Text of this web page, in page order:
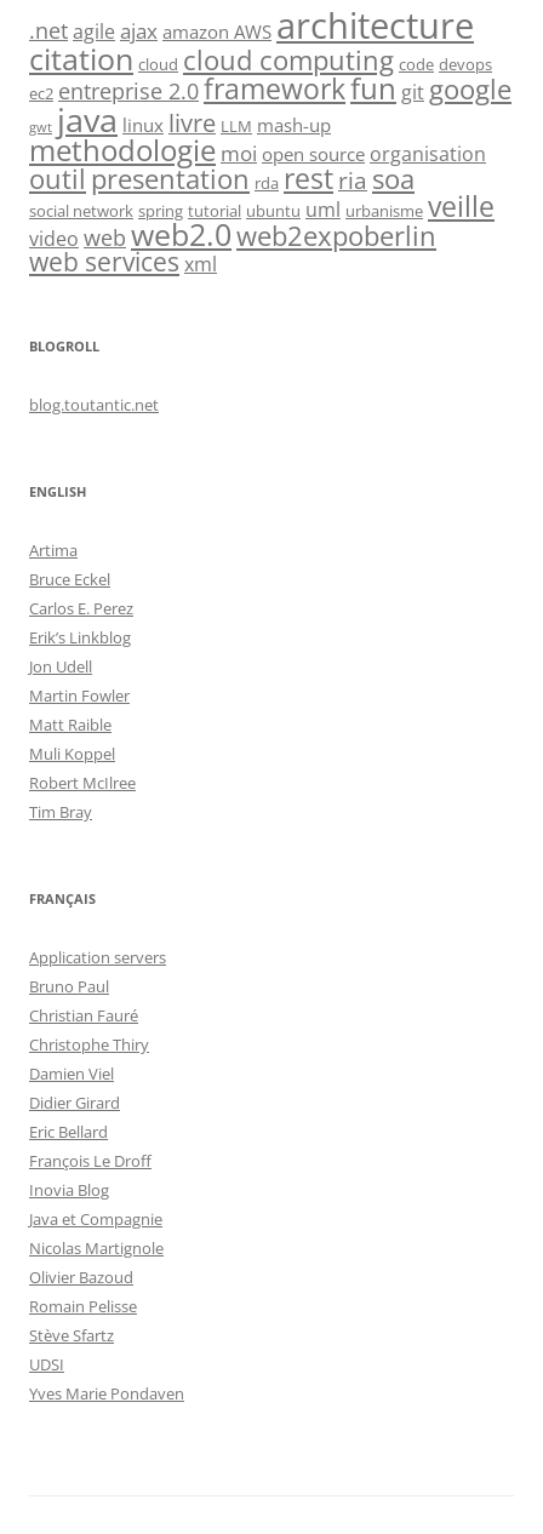
.netagile ajax amazon AWS architecture
citation cloud cloud computing code devops
ec2 entreprise 2.0frameworkfun git google
gwt java linux livre LLM mash-up
methodologie moi open source organisation
outil presentation rda restria soa
social network spring tutorial ubuntu uml urbanisme veille
video web web2.0web2expoberlin
web servicesxml
BLOGROLL
blog.toutantic.net
ENGLISH
Artima
Bruce Eckel
Carlos E. Perez
Erik’s Linkblog
Jon Udell
Martin Fowler
Matt Raible
Muli Koppel
Robert McIlree
Tim Bray
FRANÇAIS
Application servers
Bruno Paul
Christian Fauré
Christophe Thiry
Damien Viel
Didier Girard
Eric Bellard
François Le Droff
Inovia Blog
Java et Compagnie
Nicolas Martignole
Olivier Bazoud
Romain Pelisse
Stève Sfartz
UDSI
Yves Marie Pondaven